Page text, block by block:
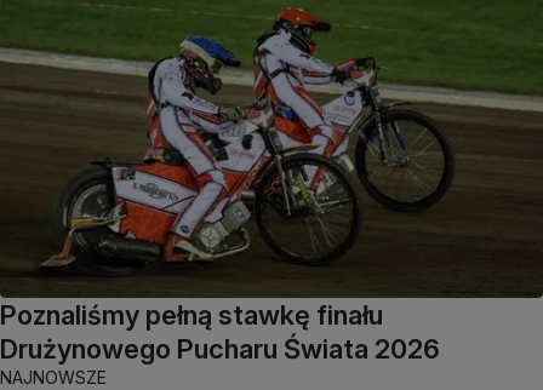
Poznaliśmy pełną stawkę finału
Drużynowego Pucharu Świata 2026
NAJNOWSZE